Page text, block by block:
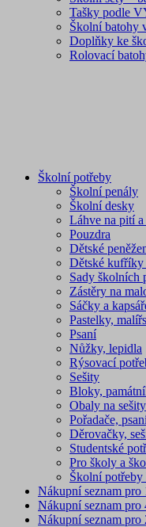
Tašky podle
Školní batohy
Doplňky ke
Rolovací
Školní potřeby
Školní penály
Školní desky
Láhve na pití
Pouzdra
Dětské
Dětské
Sady školních
Zástěry na
Sáčky a
Pastelky,
Psaní
Nůžky, lepidla
Rýsovací
Sešity
Bloky,
Obaly na sešity
Pořadače,
Děrovačky,
Studentské
Pro školy a
Školní potřeby
Nákupní seznam pro
Nákupní seznam pro
Nákupní seznam pro